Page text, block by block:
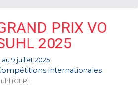
PRIX VO
2025
au 9 juillet 2025
internationales
(GER)